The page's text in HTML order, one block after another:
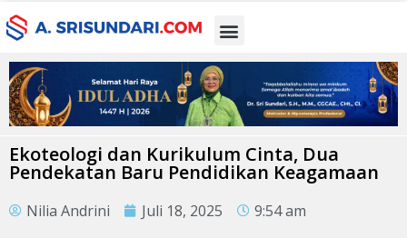
Ekoteologi dan Kurikulum Cinta, Dua
Pendekatan Baru Pendidikan Keagamaan
Nilia Andrini Juli 18, 2025 9:54 am